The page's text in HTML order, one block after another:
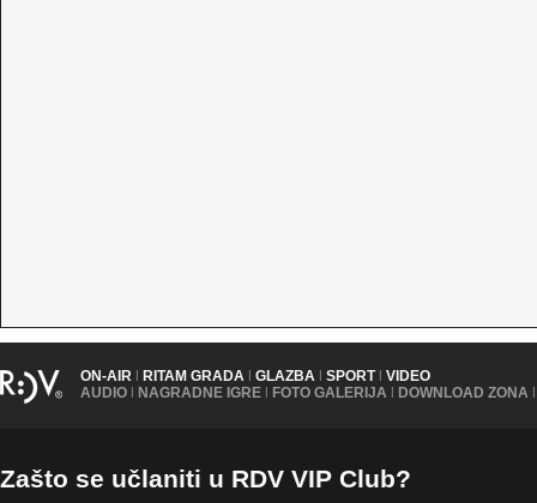
ON-AIR | RITAM GRADA | GLAZBA | SPORT | VIDEO
AUDIO | NAGRADNE IGRE | FOTO GALERIJA | DOWNLOAD ZONA |
Zašto se učlaniti u RDV VIP Club?